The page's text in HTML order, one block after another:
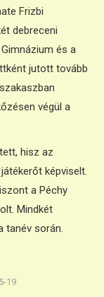
Frizbi
debreceni
és a
jutott tovább
végül a
hisz az
képviselt.
a Péchy
Mindkét
tanév során.
19